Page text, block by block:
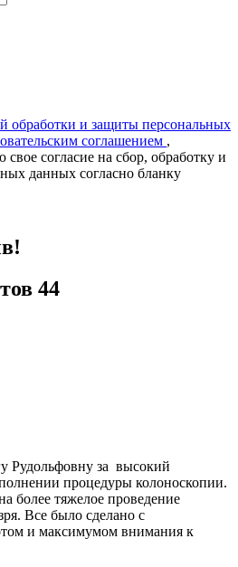
обработки и защиты персональных
соглашением ,
согласие на сбор, обработку и
данных согласно бланку
44
Рудольфовну за высокий
процедуры колоноскопии.
более тяжелое проведение
Все было сделано с
и максимумом внимания к